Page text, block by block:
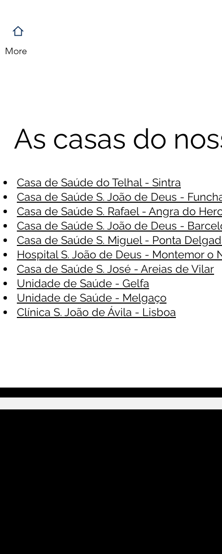
More
As casas do
Casa de Saúde do Telhal - Sintra
Casa de Saúde S. João de Deus -
Casa de Saúde S. Rafael - Angra do
Casa de Saúde S. João de Deus -
Casa de Saúde S. Miguel - Ponta
Hospital S. João de Deus - Montemor o
Casa de Saúde S. José - Areias de Vilar
Unidade de Saúde - Gelfa
Unidade de Saúde - Melgaço
Clínica S. João de Ávila - Lisboa